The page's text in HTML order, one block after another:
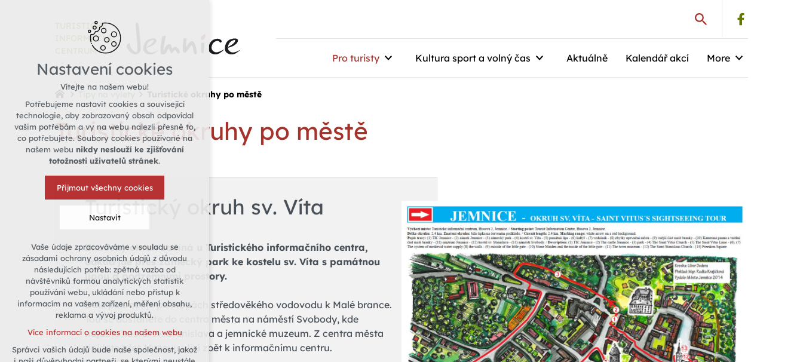
TURISTICKÉ
INFORMAČNÍ
CENTRUM
Pro turisty Kultura sport a volný čas Aktuálně Kalendář akcí More
Turistické okruhy po městě
Turistické okruhy po městě
Turistický okruh sv. Víta
Značený okruh začíná u Turistického informačního centra,
odkud jde přes zámecký park ke kostelu sv. Víta s památnou
lípou a podzemními prostory.
Dále pokračuje po stopách středověkého vodovodu k Malé brance.
Tou se dostanete do centra města na náměstí Svobody, kde
najdete kostel sv. Stanislava a jemnické muzeum. Z centra města
dojdete přes Husovu ulici zpět k informačnímu centru.
Nastavení cookies
Vítejte na našem webu!
Potřebujeme nastavit cookies a související
technologie, aby zobrazovaný obsah odpovídal
vašim potřebám a vy na webu nalezli přesně to,
co potřebujete. Soubory cookies používané na
našem webu nikdy neslouží ke zjišťování
totožnosti uživatelů stránek.
Přijmout všechny cookies
Nastavit
Technická cookies
nutná pro provozování webu
udržení kontextu stránek (session):
případná přihlášení, volby jazyka, apod.
Volitelná cookies
vyhodnocení návštěvnosti
marketingová cookies (Google)
Vaše údaje zpracováváme v souladu se
zásadami ochrany osobních údajů z důvodu
následujících potřeb: zpětná vazba od
návštěvníků formou analytických statistik
používání webu, ukládání nebo přístup k
informacím na vašem zařízení, měření obsahu,
reklama a vývoj produktů.
Více informací o cookies na našem webu
Správci vašich údajů bude naše společnost, jakož